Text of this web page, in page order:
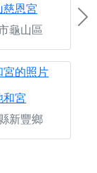
慈恩宮
龜山區
和宮
新豐鄉